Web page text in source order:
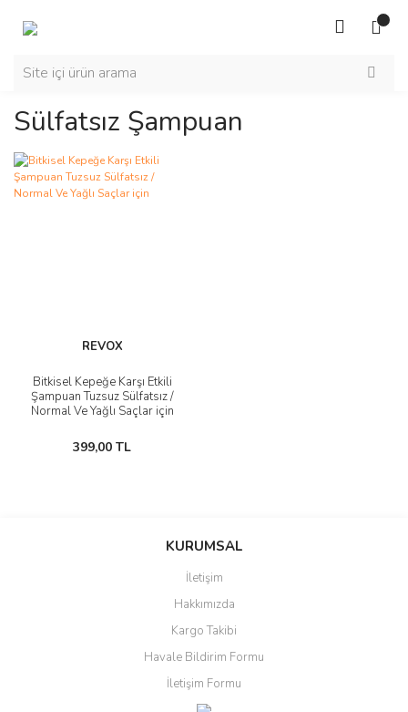
Sülfatsız Şampuan
REVOX
Bitkisel Kepeğe Karşı Etkili
Şampuan Tuzsuz Sülfatsız /
Normal Ve Yağlı Saçlar için
399,00 TL
KURUMSAL
İletişim
Hakkımızda
Kargo Takibi
Havale Bildirim Formu
İletişim Formu